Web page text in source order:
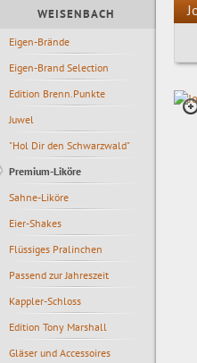
WEISENBACH
Eigen-Brände
Eigen-Brand Selection
Edition Brenn.Punkte
Juwel
"Hol Dir den Schwarzwald"
Premium-Liköre
Sahne-Liköre
Eier-Shakes
Flüssiges Pralinchen
Passend zur Jahreszeit
Kappler-Schloss
Edition Tony Marshall
Gläser und Accessoires